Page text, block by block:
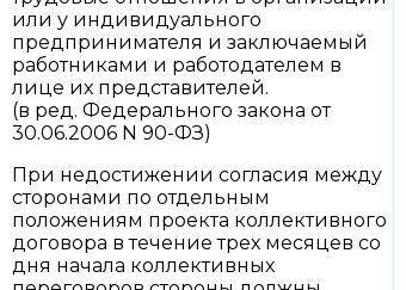
или у индивидуального
предпринимателя и заключаемый
работниками и работодателем в
лице их представителей.
(в ред. Федерального закона от
30.06.2006 N 90-ФЗ)
При недостижении согласия между
сторонами по отдельным
положениям проекта коллективного
договора в течение трех месяцев со
дня начала коллективных